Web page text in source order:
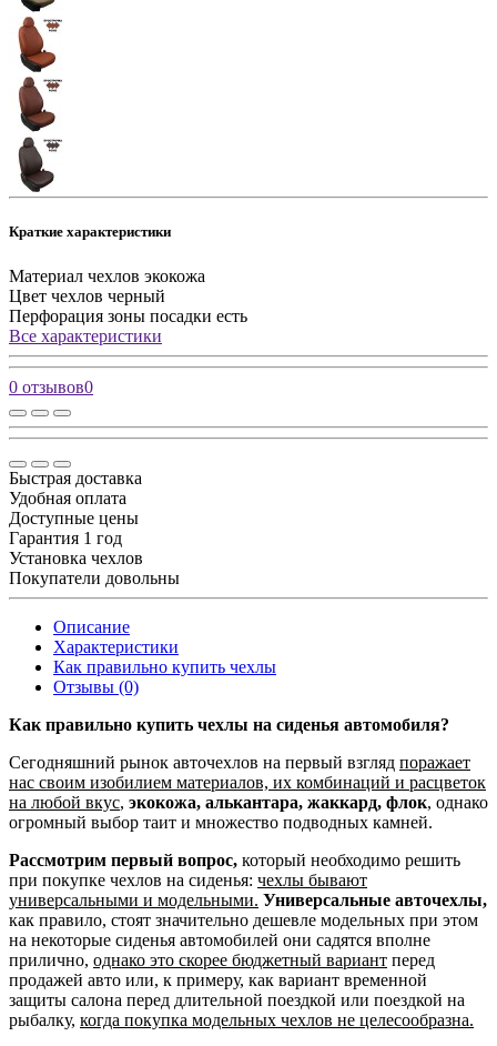
Краткие характеристики
Материал чехлов экокожа
Цвет чехлов черный
Перфорация зоны посадки есть
Все характеристики
0 отзывов0
Быстрая доставка
Удобная оплата
Доступные цены
Гарантия 1 год
Установка чехлов
Покупатели довольны
Описание
Характеристики
Как правильно купить чехлы
Отзывы (0)
Как правильно купить чехлы на сиденья автомобиля?
Сегодняшний рынок авточехлов на первый взгляд поражает
нас своим изобилием материалов, их комбинаций и расцветок
на любой вкус, экокожа, алькантара, жаккард, флок, однако
огромный выбор таит и множество подводных камней.
Рассмотрим первый вопрос, который необходимо решить
при покупке чехлов на сиденья: чехлы бывают
универсальными и модельными. Универсальные авточехлы,
как правило, стоят значительно дешевле модельных при этом
на некоторые сиденья автомобилей они садятся вполне
прилично, однако это скорее бюджетный вариант перед
продажей авто или, к примеру, как вариант временной
защиты салона перед длительной поездкой или поездкой на
рыбалку, когда покупка модельных чехлов не целесообразна.